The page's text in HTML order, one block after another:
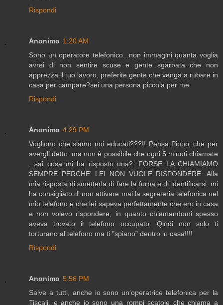
Rispondi
Anonimo 1:20 AM
Sono un operatore telefonico...non immagini quanta voglia
avrei di non sentire scuse e gente sgarbata che non
apprezza il tuo lavoro, preferite gente che venga a rubare in
casa per campare?sei una persona piccola per me.
Rispondi
Anonimo 4:29 PM
Vogliono che siamo noi educati???!! Pensa Pippo..che per
avergli detto: ma non è possibile che ogni 5 minuti chiamate
, sai cosa mi ha risposto una?: FORSE LA CHIAMIAMO
SEMPRE PERCHE' LEI NON VUOLE RISPONDERE. Alla
mia risposta di smetterla di fare la furba e di identificarsi, mi
ha consigliato di non attivare mai la segreteria telefonica nel
mio telefono e che lei sapeva perfettamente che ero in casa
e non volevo rispondere, in quanto chiamandomi spesso
aveva trovato il telefono occupato. Qindi non solo ti
torturano al telefono ma ti "spiano" dentro in casa!!!!
Rispondi
Anonimo 5:56 PM
Salve a tutti, anche io sono un'operatrice telefonica per la
Tiscali, e anche io sono una rompi scatole che chiama a